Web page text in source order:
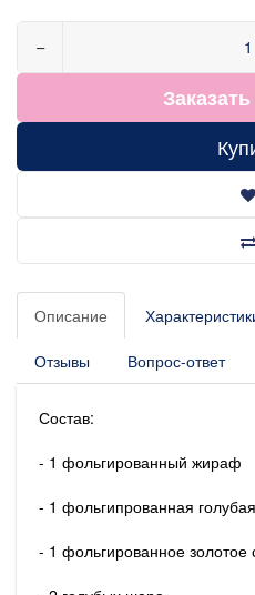
−
Описание
Отзывы Вопрос-ответ
Состав:
- 1 фольгированный жираф
- 1 фольгипрованная
- 1 фольгированное золотое